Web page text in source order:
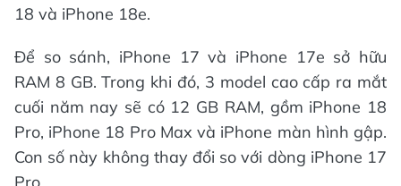
18 và iPhone 18e.
Để so sánh, iPhone 17 và iPhone 17e sở hữu
RAM 8 GB. Trong khi đó, 3 model cao cấp ra mắt
cuối năm nay sẽ có 12 GB RAM, gồm iPhone 18
Pro, iPhone 18 Pro Max và iPhone màn hình gập.
Con số này không thay đổi so với dòng iPhone 17